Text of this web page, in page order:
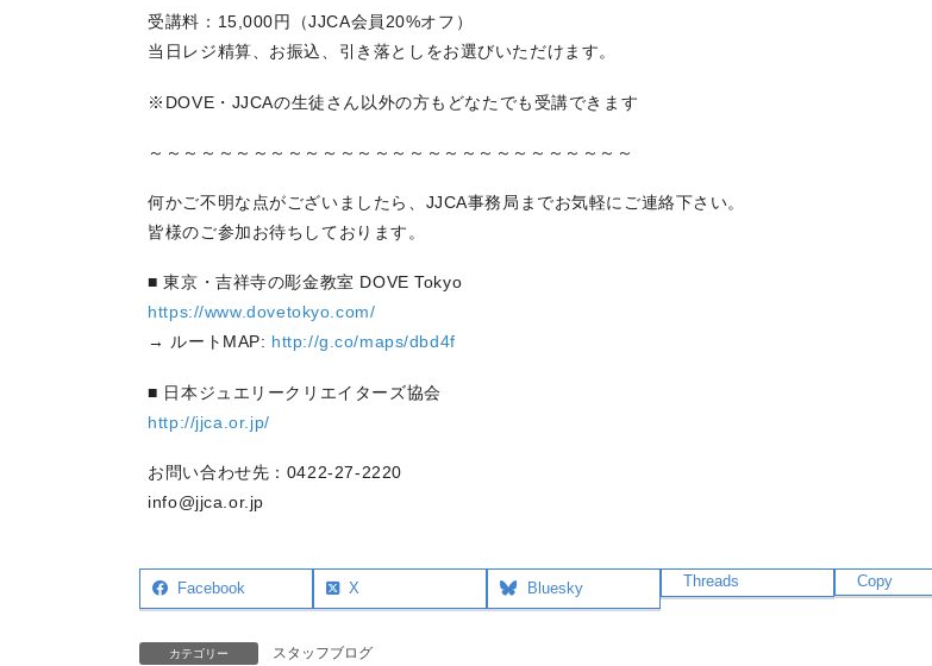
受講料：15,000円（JJCA会員20%オフ）
当日レジ精算、お振込、引き落としをお選びいただけます。
※DOVE・JJCAの生徒さん以外の方もどなたでも受講できます
～～～～～～～～～～～～～～～～～～～～～～～～～～ ～～
何かご不明な点がございましたら、JJCA事務局までお気軽にご連絡下さい。
皆様のご参加お待ちしております。
■ 東京・吉祥寺の彫金教室 DOVE Tokyo
https://www.dovetokyo.com/
→ ルートMAP: http://g.co/maps/dbd4f
■ 日本ジュエリークリエイターズ協会
http://jjca.or.jp/
お問い合わせ先：0422-27-2220
info@jjca.or.jp
Facebook X Bluesky Threads Copy
カテゴリー スタッフブログ